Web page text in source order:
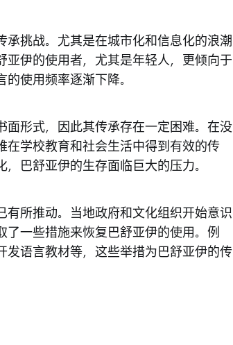
承挑战。尤其是在城市化和信息化的浪潮
亚伊的使用者，尤其是年轻人，更倾向于
使用频率逐渐下降。
面形式，因此其传承存在一定困难。在没
在学校教育和社会生活中得到有效的传
巴舒亚伊的生存面临巨大的压力。
所推动。当地政府和文化组织开始意识
一些措施来恢复巴舒亚伊的使用。例
发语言教材等，这些举措为巴舒亚伊的传